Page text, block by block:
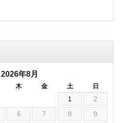
2026年8月
木 金 土 日
1
2
6 7 8
9